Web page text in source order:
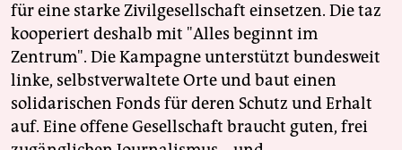
für eine starke Zivilgesellschaft einsetzen. Die taz
kooperiert deshalb mit "Alles beginnt im
Zentrum". Die Kampagne unterstützt bundesweit
linke, selbstverwaltete Orte und baut einen
solidarischen Fonds für deren Schutz und Erhalt
auf. Eine offene Gesellschaft braucht guten, frei